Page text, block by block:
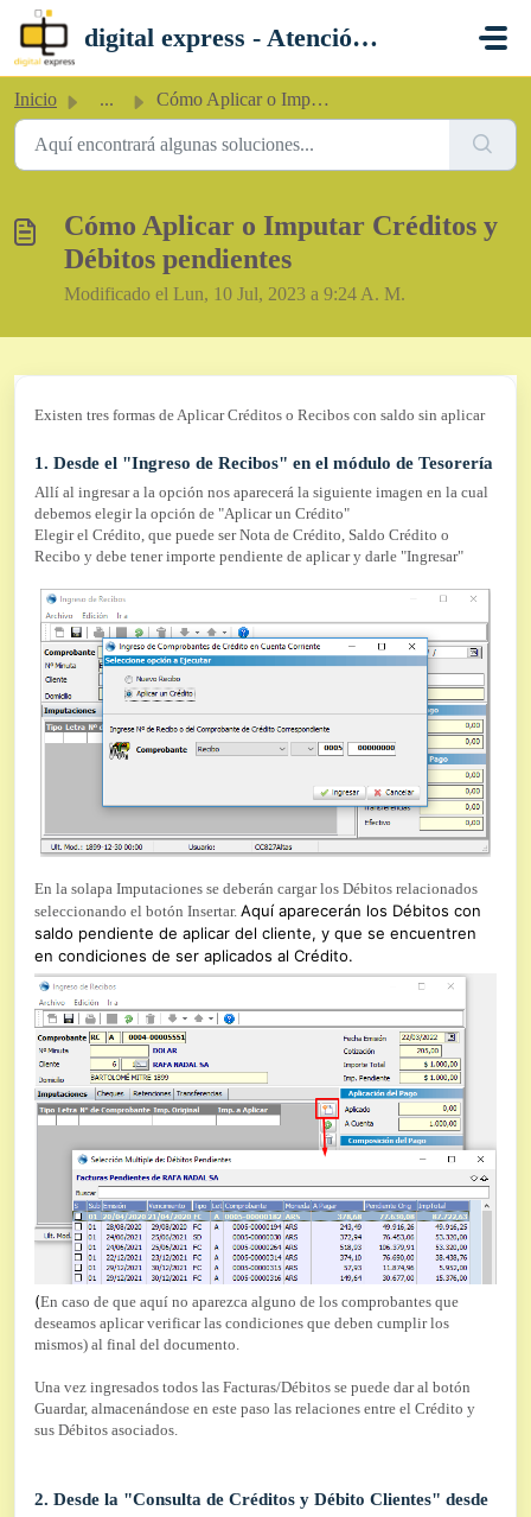
Saltar al contenido principal
digital express - Atención al Cliente
Inicio ... Cómo Aplicar o Imputar Créditos y Débitos pendientes
Cómo Aplicar o Imputar Créditos y
Débitos pendientes
Modificado el Lun, 10 Jul, 2023 a 9:24 A. M.
Existen tres formas de Aplicar Créditos o Recibos con saldo sin aplicar
1. Desde el "Ingreso de Recibos" en el módulo de Tesorería
Allí al ingresar a la opción nos aparecerá la siguiente imagen en la cual
debemos elegir la opción de "Aplicar un Crédito"
Elegir el Crédito, que puede ser Nota de Crédito, Saldo Crédito o
Recibo y debe tener importe pendiente de aplicar y darle "Ingresar"
En la solapa Imputaciones se deberán cargar los Débitos relacionados
seleccionando el botón Insertar. Aquí aparecerán los Débitos con
saldo pendiente de aplicar del cliente, y que se encuentren
en condiciones de ser aplicados al Crédito.
(En caso de que aquí no aparezca alguno de los comprobantes que
deseamos aplicar verificar las condiciones que deben cumplir los
mismos) al final del documento.
Una vez ingresados todos las Facturas/Débitos se puede dar al botón
Guardar, almacenándose en este paso las relaciones entre el Crédito y
sus Débitos asociados.
2. Desde la "Consulta de Créditos y Débito Clientes" desde